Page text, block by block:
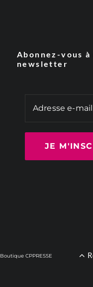
Abonnez-vous
newsletter
Boutique CPPRESSE